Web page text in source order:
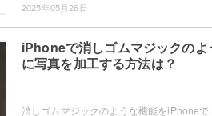
2025年05月26日
iPhoneで消しゴムマジックのよ
に写真を加工する方法は？